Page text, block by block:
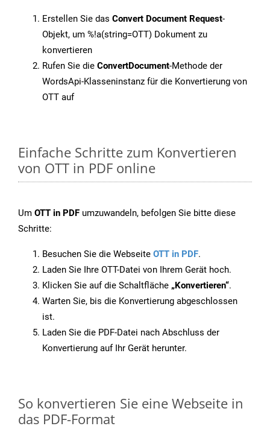
Erstellen Sie das Convert Document Request-
Objekt, um %!a(string=OTT) Dokument zu
konvertieren
Rufen Sie die ConvertDocument-Methode der
WordsApi-Klasseninstanz für die Konvertierung von
OTT auf
Einfache Schritte zum Konvertieren
von OTT in PDF online
Um OTT in PDF umzuwandeln, befolgen Sie bitte diese
Schritte:
Besuchen Sie die Webseite OTT in PDF.
Laden Sie Ihre OTT-Datei von Ihrem Gerät hoch.
Klicken Sie auf die Schaltfläche „Konvertieren“.
Warten Sie, bis die Konvertierung abgeschlossen
ist.
Laden Sie die PDF-Datei nach Abschluss der
Konvertierung auf Ihr Gerät herunter.
So konvertieren Sie eine Webseite in
das PDF-Format